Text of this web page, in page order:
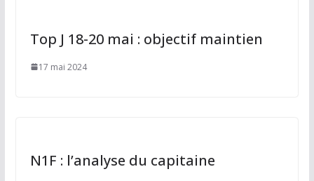
Top J 18-20 mai : objectif maintien
17 mai 2024
N1F : l’analyse du capitaine